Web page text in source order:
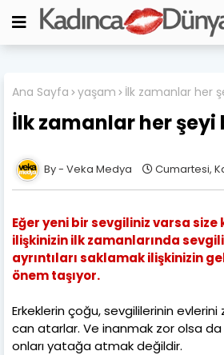
Ana Sayfa yaşam İlk zamanlar her
İlk zamanlar her şeyi
Veka Medya Cumartesi,
Eğer yeni bir sevgiliniz varsa
ilişkinizin ilk zamanlarında
ayrıntıları saklamak ilişkinizin
önem taşıyor.
Erkeklerin çoğu, sevgililerinin
can atarlar. Ve inanmak zor olsa da
onları yatağa atmak değildir.